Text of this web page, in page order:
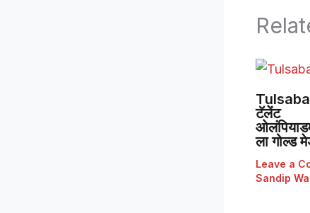
टॅलेंट
ला गोल्ड
Leave a
Sandip